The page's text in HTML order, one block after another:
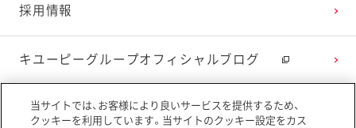
採用情報
キユーピーグループオフィシャルブログ
ニュースリリース
当サイトでは、お客様により良いサービスを提供するため、
クッキーを利用しています。当サイトのクッキー設定をカス